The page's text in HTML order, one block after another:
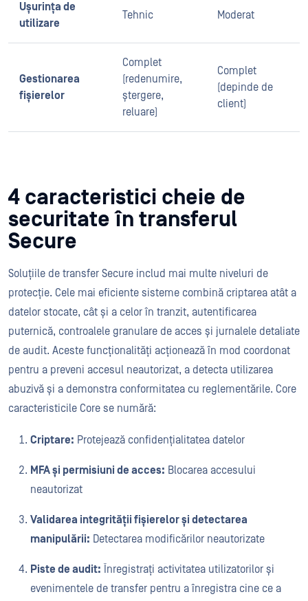
Ușurința de
utilizare
Tehnic Moderat
Gestionarea
fișierelor
Complet
(redenumire,
ștergere,
reluare)
Complet
(depinde de
client)
4 caracteristici cheie de
securitate în transferul
Secure
Soluțiile de transfer Secure includ mai multe niveluri de
protecție. Cele mai eficiente sisteme combină criptarea atât a
datelor stocate, cât și a celor în tranzit, autentificarea
puternică, controalele granulare de acces și jurnalele detaliate
de audit. Aceste funcționalități acționează în mod coordonat
pentru a preveni accesul neautorizat, a detecta utilizarea
abuzivă și a demonstra conformitatea cu reglementările. Core
caracteristicile Core se numără:
Criptare: Protejează confidențialitatea datelor
MFA și permisiuni de acces: Blocarea accesului
neautorizat
Validarea integrității fișierelor și detectarea
manipulării: Detectarea modificărilor neautorizate
Piste de audit: Înregistrați activitatea utilizatorilor și
evenimentele de transfer pentru a înregistra cine ce a